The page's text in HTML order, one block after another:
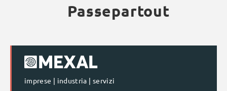
Passepartout
imprese | industria | servizi